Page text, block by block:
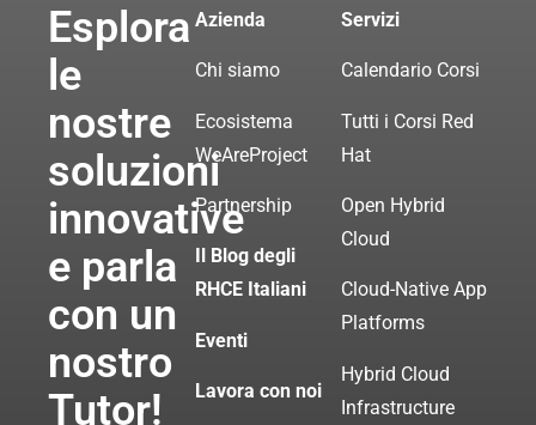
Esplora
le
nostre
soluzioni
innovative
e parla
con un
nostro
Tutor!
Azienda
Chi siamo
Ecosistema
WeAreProject
Partnership
Il Blog degli
RHCE Italiani
Eventi
Lavora con noi
Servizi
Calendario Corsi
Tutti i Corsi Red
Hat
Open Hybrid
Cloud
Cloud-Native App
Platforms
Hybrid Cloud
Infrastructure